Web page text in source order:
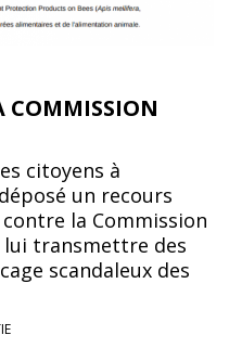
COMMISSION
citoyens à
un recours
la Commission
lui transmettre des
scandaleux des